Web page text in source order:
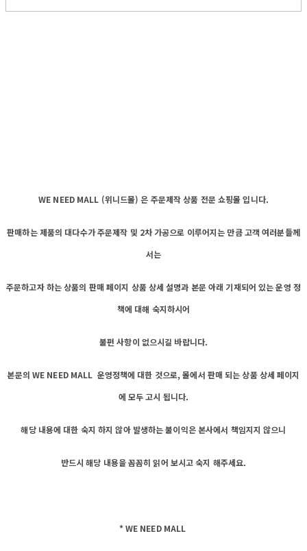
WE NEED MALL (위니드몰) 은 주문제작 상품 전문 쇼핑몰 입니다.
판매하는 제품의 대다수가 주문제작 및 2차 가공으로 이루어지는 만큼 고객 여러분들께
서는
주문하고자 하는 상품의 판매 페이지 상품 상세 설명과 본문 아래 기재되어 있는 운영 정
책에 대해 숙지하시어
불편 사항이 없으시길 바랍니다.
본문의 WE NEED MALL 운영정책에 대한 것으로, 몰에서 판매 되는 상품 상세 페이지
에 모두 고시 됩니다.
해당 내용에 대한 숙지 하지 않아 발생하는 불이익은 본사에서 책임지지 않으니
반드시 해당 내용을 꼼꼼히 읽어 보시고 숙지 해주세요.
* WE NEED MALL